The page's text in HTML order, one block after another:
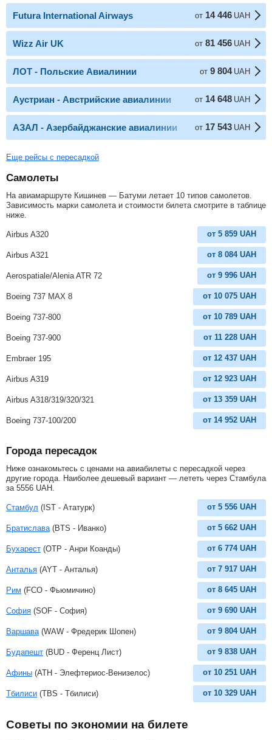
Futura International Airways от 14 446 UAH
Wizz Air UK от 81 456 UAH
ЛОТ - Польские Авиалинии от 9 804 UAH
Аустриан - Австрийские авиалинии от 14 648 UAH
АЗАЛ - Азербайджанские авиалинии от 17 543 UAH
Еще рейсы с пересадкой
Самолеты
На авиамаршруте Кишинев — Батуми летает 10 типов самолетов.
Зависимость марки самолета и стоимости билета смотрите в таблице
ниже.
Airbus A320 от 5 859 UAH
Airbus A321 от 8 084 UAH
Aerospatiale/Alenia ATR 72 от 9 996 UAH
Boeing 737 MAX 8 от 10 075 UAH
Boeing 737-800 от 10 789 UAH
Boeing 737-900 от 11 228 UAH
Embraer 195 от 12 437 UAH
Airbus A319 от 12 923 UAH
Airbus A318/319/320/321 от 13 359 UAH
Boeing 737-100/200 от 14 952 UAH
Города пересадок
Ниже ознакомьтесь с ценами на авиабилеты с пересадкой через
другие города. Наиболее дешевый вариант — лететь через Стамбула
за 5556 UAH
Стамбул (IST - Ататурк) от 5 556 UAH
Братислава (BTS - Иванко) от 5 662 UAH
Бухарест (OTP - Анри Коанды) от 6 774 UAH
Анталья (AYT - Анталья) от 7 917 UAH
Рим (FCO - Фьюмичино) от 8 645 UAH
София (SOF - София) от 9 690 UAH
Варшава (WAW - Фредерик Шопен) от 9 804 UAH
Будапешт (BUD - Ференц Лист) от 9 838 UAH
Афины (ATH - Элефтериос-Венизелос) от 10 251 UAH
Тбилиси (TBS - Тбилиси) от 10 329 UAH
Советы по экономии на билете